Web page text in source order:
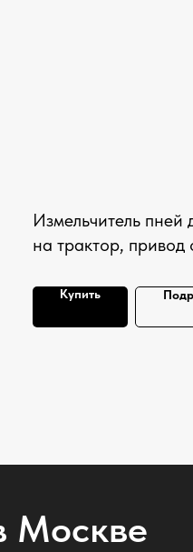
Измельчитель пней
на трактор,
700мм
Купить
Москве